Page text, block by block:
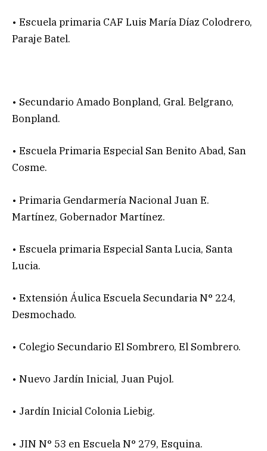
• Escuela primaria CAF Luis María Díaz Colodrero,
Paraje Batel.
• Secundario Amado Bonpland, Gral. Belgrano,
Bonpland.
• Escuela Primaria Especial San Benito Abad, San
Cosme.
• Primaria Gendarmería Nacional Juan E.
Martínez, Gobernador Martínez.
• Escuela primaria Especial Santa Lucia, Santa
Lucia.
• Extensión Áulica Escuela Secundaria N° 224,
Desmochado.
• Colegio Secundario El Sombrero, El Sombrero.
• Nuevo Jardín Inicial, Juan Pujol.
• Jardín Inicial Colonia Liebig.
• JIN N° 53 en Escuela N° 279, Esquina.